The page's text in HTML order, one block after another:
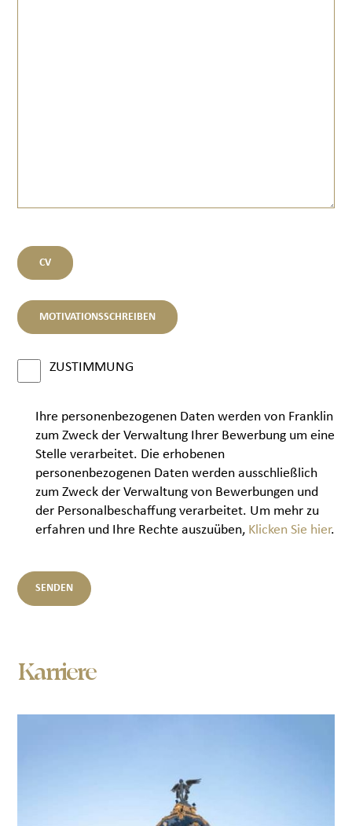
Karriere
CV
MOTIVATIONSSCHREIBEN
ZUSTIMMUNG
Ihre personenbezogenen Daten werden von Franklin
zum Zweck der Verwaltung Ihrer Bewerbung um eine
Stelle verarbeitet. Die erhobenen
personenbezogenen Daten werden ausschließlich
zum Zweck der Verwaltung von Bewerbungen und
der Personalbeschaffung verarbeitet. Um mehr zu
erfahren und Ihre Rechte auszuüben, Klicken Sie hier.